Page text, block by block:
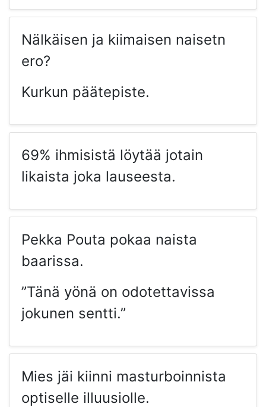
Nälkäisen ja kiimaisen naisetn
ero?
Kurkun päätepiste.
69% ihmisistä löytää jotain
likaista joka lauseesta.
Pekka Pouta pokaa naista
baarissa.
”Tänä yönä on odotettavissa
jokunen sentti.”
Mies jäi kiinni masturboinnista
optiselle illuusiolle.